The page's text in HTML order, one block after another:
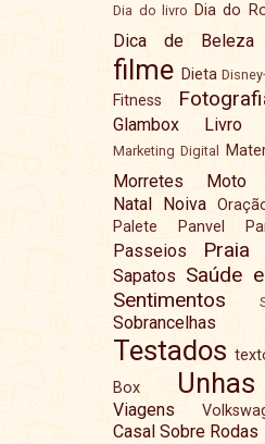
Dia do livro Dia do
Dica de Beleza
filme Dieta
Fitness
Glambox Livro
Marketing Digital
Morretes Moto
Natal Noiva
Palete Panvel
Passeios Praia
Sapatos Saúde
Sentimentos
Sobrancelhas
Testados
Box
Unhas
Viagens
Casal Sobre Rodas